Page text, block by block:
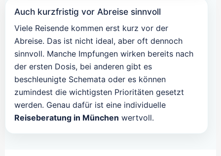
Auch kurzfristig vor Abreise sinnvoll
Viele Reisende kommen erst kurz vor der
Abreise. Das ist nicht ideal, aber oft dennoch
sinnvoll. Manche Impfungen wirken bereits nach
der ersten Dosis, bei anderen gibt es
beschleunigte Schemata oder es können
zumindest die wichtigsten Prioritäten gesetzt
werden. Genau dafür ist eine individuelle
Reiseberatung in München wertvoll.